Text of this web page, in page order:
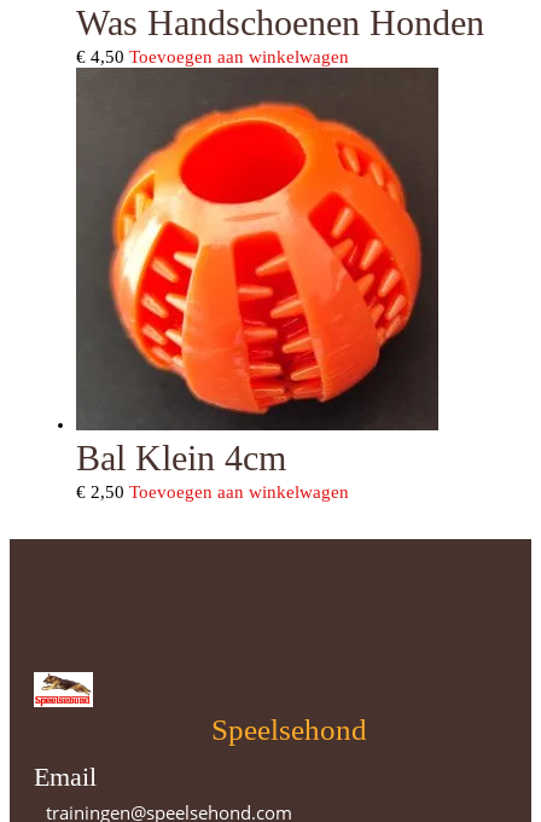
Was Handschoenen Honden
€ 4,50 Toevoegen aan winkelwagen
Bal Klein 4cm
€ 2,50 Toevoegen aan winkelwagen
Speelsehond
Email
trainingen@speelsehond.com